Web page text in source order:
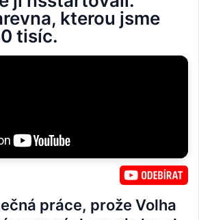
kterou jsme
tisíc.
práce, prože Volha